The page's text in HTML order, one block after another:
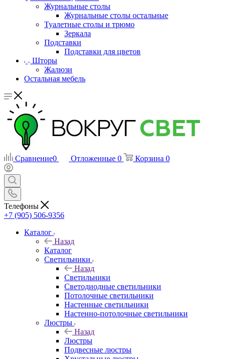
Журнальные столы
Журнальные столы остальные
Туалетные столы и трюмо
Зеркала
Подставки
Подставки для цветов
Шторы
Жалюзи
Остальная мебель
Сравнение0 Отложенные 0 Корзина 0
Телефоны
+7 (905) 506-9356
Каталог
Назад
Каталог
Светильники
Назад
Светильники
Светодиодные светильники
Потолочные светильники
Настенные светильники
Настенно-потолочные светильники
Люстры
Назад
Люстры
Подвесные люстры